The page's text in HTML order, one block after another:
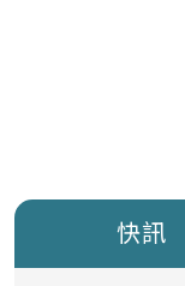
快訊